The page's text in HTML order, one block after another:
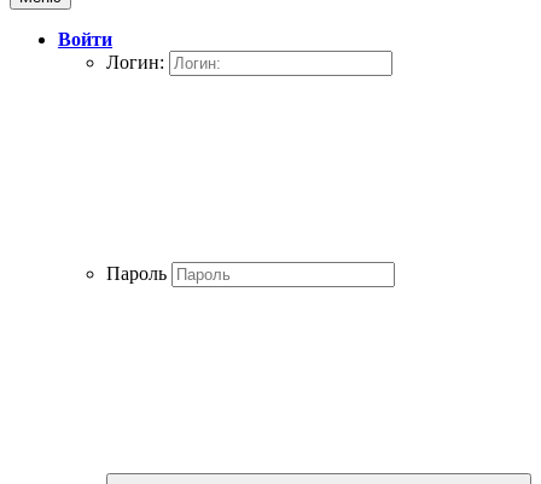
Войти
Логин:
Пароль